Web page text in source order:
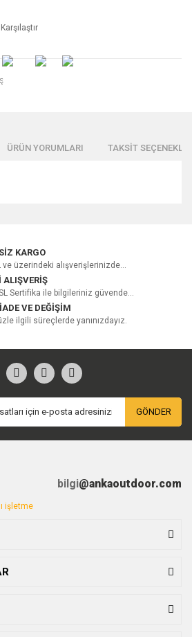
Karşılaştır
ÜRÜN YORUMLARI TAKSİT
ilk yorumu siz yapın!
Yorum Yaz
KARGO
ve üzerindeki alışverişlerinizde...
ALIŞVERİŞ
Sertifika ile bilgileriniz güvende...
VE DEĞİŞİM
ilgili süreçlerde yanınızdayız.
GÖNDER
bilgi@ankaoutdoor.com